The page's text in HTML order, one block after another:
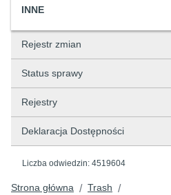
INNE
Rejestr zmian
Status sprawy
Rejestry
Deklaracja Dostępności
Liczba odwiedzin: 4519604
Strona główna / Trash /